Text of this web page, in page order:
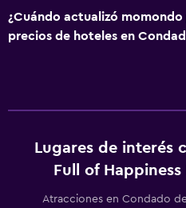
¿Cuándo actualizó
precios de hoteles en
Lugares de interés
Full of Happiness
Atracciones en Condado